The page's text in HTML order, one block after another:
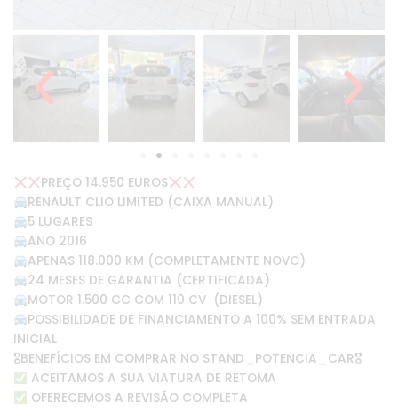
PREÇO 14.950 EUROS
RENAULT CLIO LIMITED (CAIXA MANUAL)
5 LUGARES
ANO 2016
APENAS 118.000 KM (COMPLETAMENTE NOVO)
24 MESES DE GARANTIA (CERTIFICADA)
MOTOR 1.500 CC COM 110 CV (DIESEL)
POSSIBILIDADE DE FINANCIAMENTO A 100% SEM ENTRADA
INICIAL
🎖BENEFÍCIOS EM COMPRAR NO STAND_POTENCIA_CAR🎖
ACEITAMOS A SUA VIATURA DE RETOMA
OFERECEMOS A REVISÃO COMPLETA